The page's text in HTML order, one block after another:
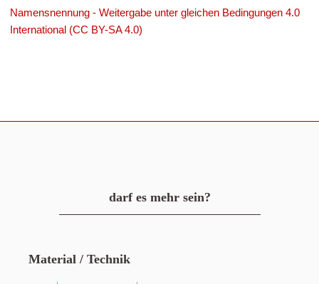
Namensnennung - Weitergabe unter gleichen Bedingungen 4.0
International (CC BY-SA 4.0)
darf es mehr sein?
Material / Technik